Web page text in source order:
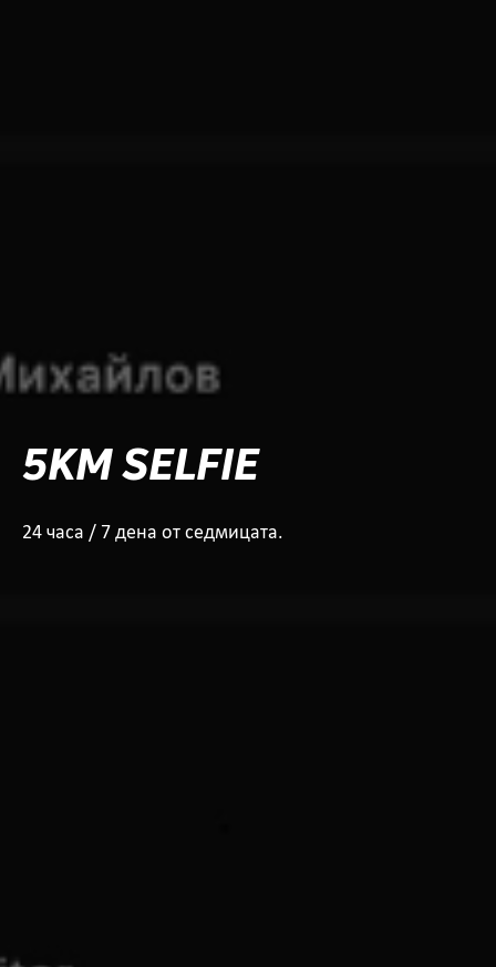
5KM SELFIE
24 часа / 7 дена от седмицата.